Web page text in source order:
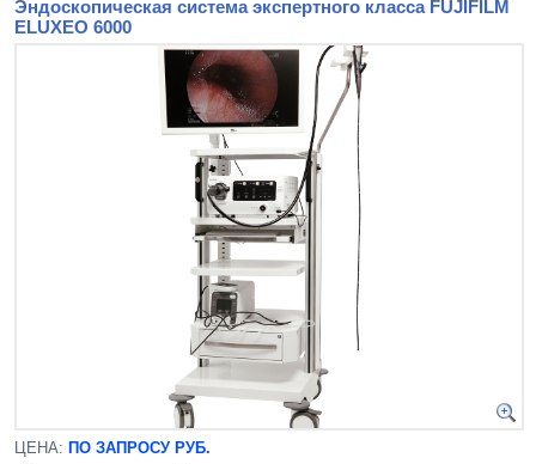
Эндоскопическая система экспертного класса FUJIFILM
ELUXEO 6000
ЦЕНА: ПО ЗАПРОСУ РУБ.